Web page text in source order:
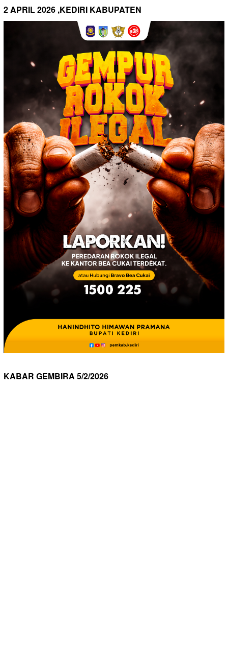
2 APRIL 2026 ,KEDIRI KABUPATEN
KABAR GEMBIRA 5/2/2026